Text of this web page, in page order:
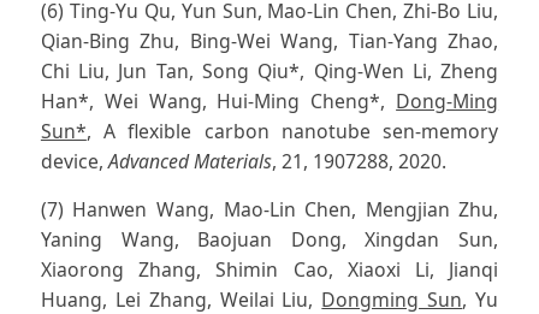
(6) Ting-Yu Qu, Yun Sun, Mao-Lin Chen, Zhi-Bo Liu,
Qian-Bing Zhu, Bing-Wei Wang, Tian-Yang Zhao,
Chi Liu, Jun Tan, Song Qiu*, Qing-Wen Li, Zheng
Han*, Wei Wang, Hui-Ming Cheng*, Dong-Ming
Sun*, A flexible carbon nanotube sen-memory
device,Advanced Materials, 21, 1907288, 2020.
(7) Hanwen Wang, Mao-Lin Chen, Mengjian Zhu,
Yaning Wang, Baojuan Dong, Xingdan Sun,
Xiaorong Zhang, Shimin Cao, Xiaoxi Li, Jianqi
Huang, Lei Zhang, Weilai Liu, Dongming Sun, Yu